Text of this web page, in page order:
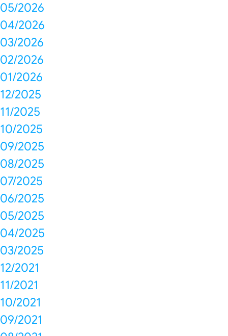
05/2026
04/2026
03/2026
02/2026
01/2026
12/2025
11/2025
10/2025
09/2025
08/2025
07/2025
06/2025
05/2025
04/2025
03/2025
12/2021
11/2021
10/2021
09/2021